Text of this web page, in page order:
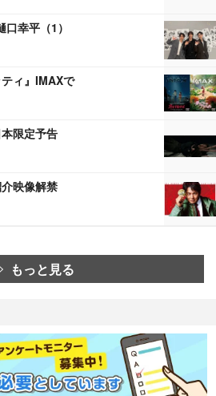
幸平（1）
ティ』IMAXで
限定予告
映像解禁
もっと見る